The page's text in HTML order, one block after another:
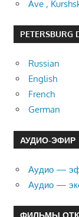
Ave ,
PETERSBURG
Russian
English
French
German
АУДИО-ЭФИР
Аудио —
Аудио —
ФИЛЬМЫ